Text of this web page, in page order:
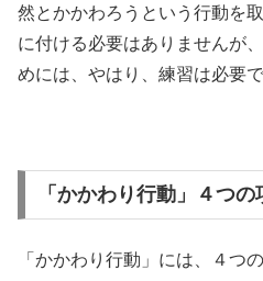
然とかかわろうという行動を
に付ける必要はありませんが
めには、やはり、練習は必要で
「かかわり行動」４つの
「かかわり行動」には、４つ